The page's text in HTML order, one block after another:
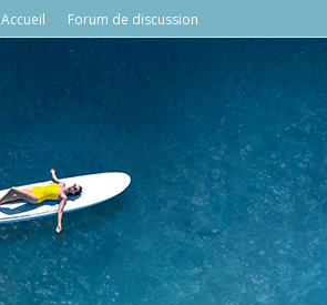
Accueil Forum de discussion